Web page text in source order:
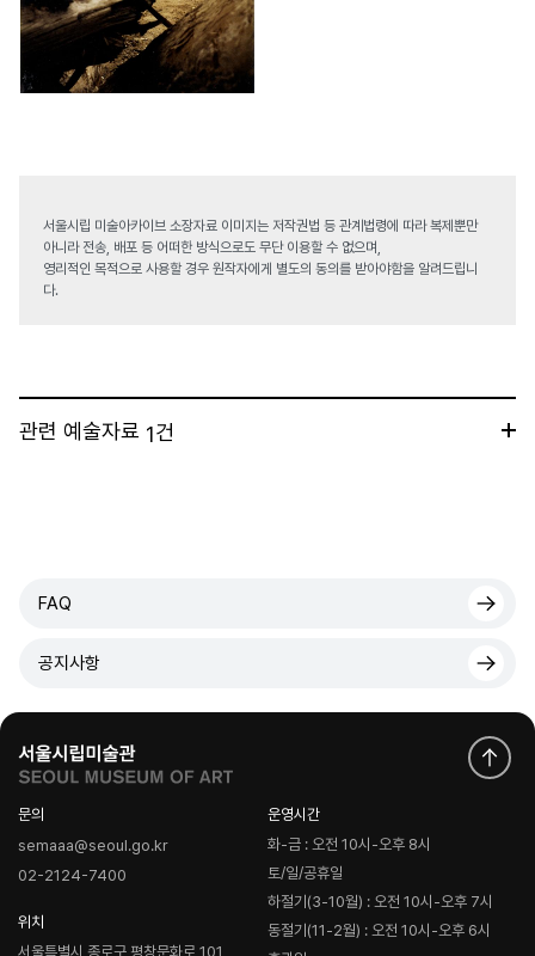
서울시립 미술아카이브 소장자료 이미지는 저작권법 등 관계법령에 따라 복제뿐만
아니라 전송, 배포 등 어떠한 방식으로도 무단 이용할 수 없으며,
영리적인 목적으로 사용할 경우 원작자에게 별도의 동의를 받아야함을 알려드립니
다.
관련 예술자료 1건
FAQ
공지사항
문의
semaaa@seoul.go.kr
02-2124-7400
위치
서울특별시 종로구 평창문화로 101
운영시간
화-금 : 오전 10시-오후 8시
토/일/공휴일
하절기(3-10월) : 오전 10시-오후 7시
동절기(11-2월) : 오전 10시-오후 6시